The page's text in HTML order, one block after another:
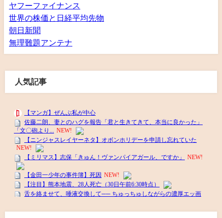
ヤフーファイナンス
世界の株価と日経平均先物
朝日新聞
無理難題アンテナ
人気記事